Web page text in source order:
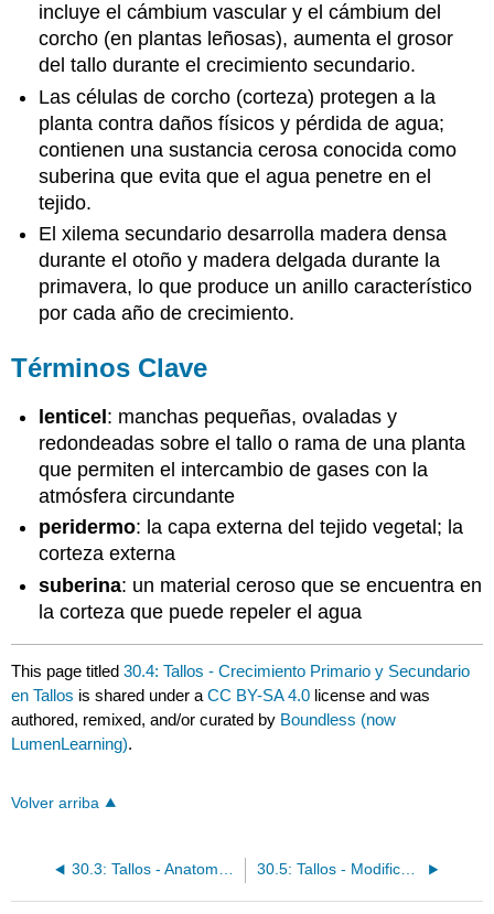
incluye el cámbium vascular y el cámbium del
corcho (en plantas leñosas), aumenta el grosor
del tallo durante el crecimiento secundario.
Las células de corcho (corteza) protegen a la
planta contra daños físicos y pérdida de agua;
contienen una sustancia cerosa conocida como
suberina que evita que el agua penetre en el
tejido.
El xilema secundario desarrolla madera densa
durante el otoño y madera delgada durante la
primavera, lo que produce un anillo característico
por cada año de crecimiento.
Términos Clave
lenticel: manchas pequeñas, ovaladas y
redondeadas sobre el tallo o rama de una planta
que permiten el intercambio de gases con la
atmósfera circundante
peridermo: la capa externa del tejido vegetal; la
corteza externa
suberina: un material ceroso que se encuentra en
la corteza que puede repeler el agua
This page titled30.4: Tallos - Crecimiento Primario y Secundario
en Tallos is shared under aCC BY-SA 4.0 license and was
authored, remixed, and/or curated by Boundless (now
LumenLearning).
Volver arriba
30.3: Tallos - Anatomía del Tallo 30.5: Tallos - Modificaciones de Tallo